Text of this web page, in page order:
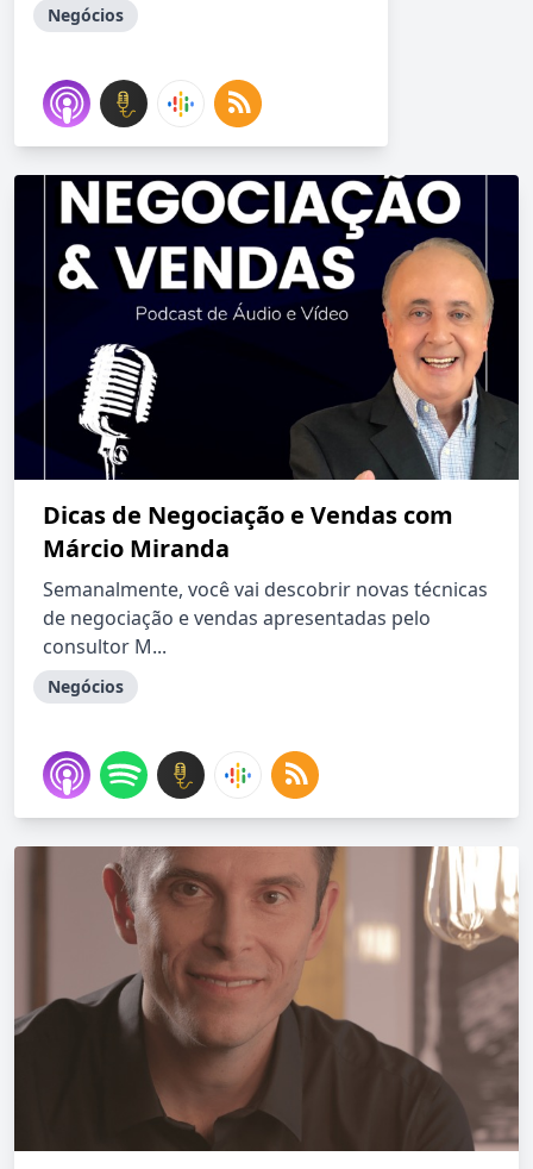
Negócios
Dicas de Negociação e Vendas com
Márcio Miranda
Semanalmente, você vai descobrir novas técnicas
de negociação e vendas apresentadas pelo
consultor M...
Negócios